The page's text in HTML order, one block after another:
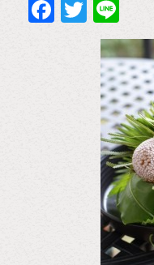
Facebook
Twitter